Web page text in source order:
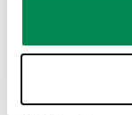
impeccable et
Les
Vogel's